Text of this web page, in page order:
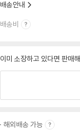
배송안내
배송비
이미 소장하고 있다면 판매
해외배송 가능